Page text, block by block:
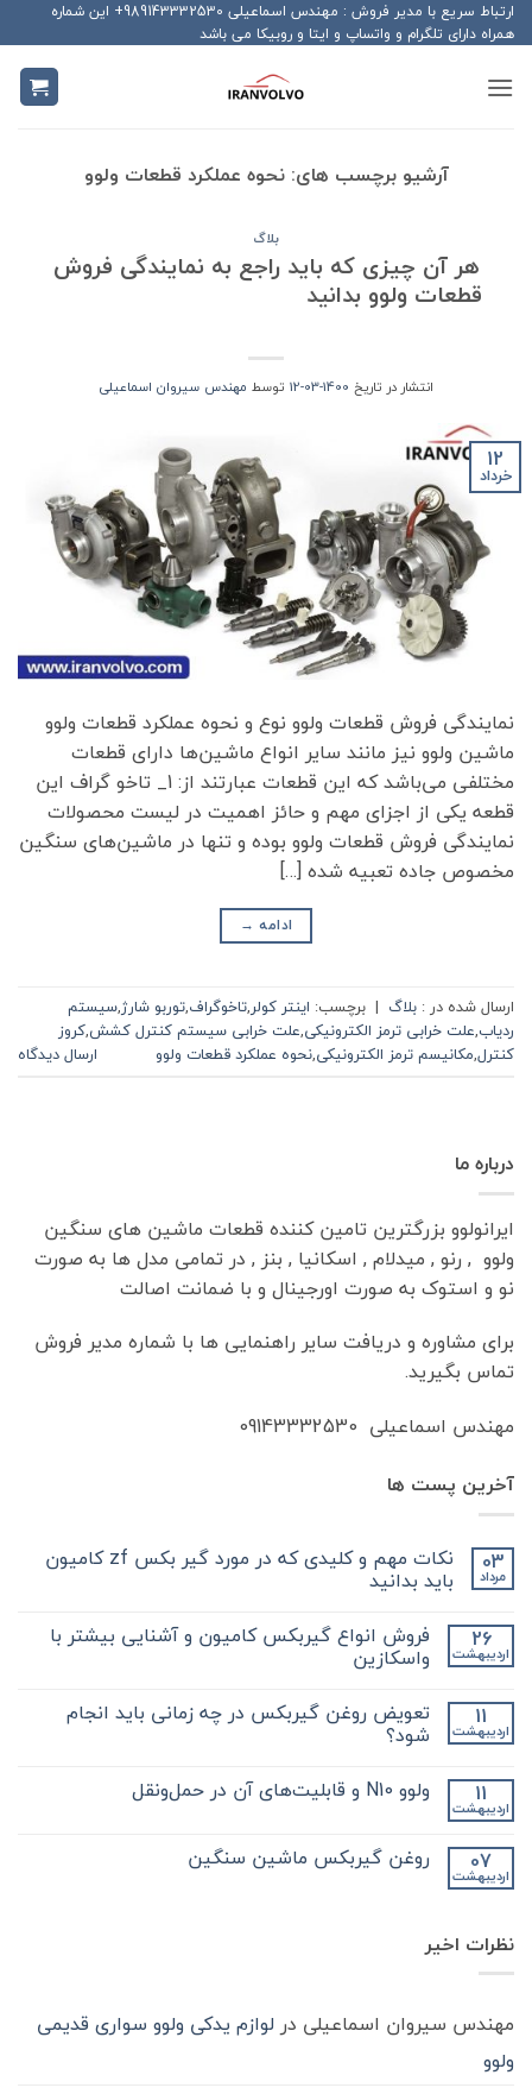
Skip
to
content
ارتباط سریع با مدیر فروش : مهندس اسماعیلی 989143332530+ این شماره
همراه دارای تلگرام و واتساپ و ایتا و روبیکا می باشد
آرشیو برچسب های:نحوه عملکرد قطعات ولوو
بلاگ
هر آن چیزی که باید راجع به نمایندگی فروش
قطعات ولوو بدانید
انتشار در تاریخ 1400-03-12 توسط مهندس سیروان اسماعیلی
12
خرداد
نمایندگی فروش قطعات ولوو نوع و نحوه عملکرد قطعات ولوو
ماشین ولوو نیز مانند سایر انواع ماشین‌ها دارای قطعات
مختلفی می‌باشد که این قطعات عبارتند از: 1_ تاخو گراف این
قطعه یکی از اجزای مهم و حائز اهمیت در لیست محصولات
نمایندگی فروش قطعات ولوو بوده و تنها در ماشین‌های سنگین
مخصوص جاده تعبیه شده […]
ادامه →
ارسال شده در : بلاگ | برچسب: اینتر کولر,تاخوگراف,توربو شارژ,سیستم
ردیاب,علت خرابی ترمز الکترونیکی,علت خرابی سیستم کنترل کشش,کروز
کنترل,مکانیسم ترمز الکترونیکی,نحوه عملکرد قطعات ولوو ارسال دیدگاه
درباره ما
ایرانولوو بزرگترین تامین کننده قطعات ماشین های سنگین
ولوو , رنو , میدلام , اسکانیا , بنز , در تمامی مدل ها به صورت
نو و استوک به صورت اورجینال و با ضمانت اصالت
برای مشاوره و دریافت سایر راهنمایی ها با شماره مدیر فروش
تماس بگیرید.
مهندس اسماعیلی 09143332530
آخرین پست ها
03
مرداد
نکات مهم و کلیدی که در مورد گیر بکس zf کامیون
باید بدانید
دیدگاهی
نکات
مهم
کلیدی
در
مورد
بکس
کامیون
باید
نشده 26
اردیبهشت
فروش انواع گیربکس کامیون و آشنایی بیشتر با
واسکازین
برای
فروش
انواع
و
آشنایی
واسکازین
ثبت
نشده 11
اردیبهشت
تعویض روغن گیربکس در چه زمانی باید انجام
شود؟
برای
تعویض
چه
ثبت
نشده 11
اردیبهشت
ولوو N10 و قابلیت‌های آن در حمل‌ونقل
ولوو
N10
حمل‌ونقل
نشده 07
اردیبهشت
روغن گیربکس ماشین سنگین
گیربکس
ماشیننظرات اخیر
مهندس سیروان اسماعیلی در لوازم یدکی ولوو سواری قدیمی
ولوو